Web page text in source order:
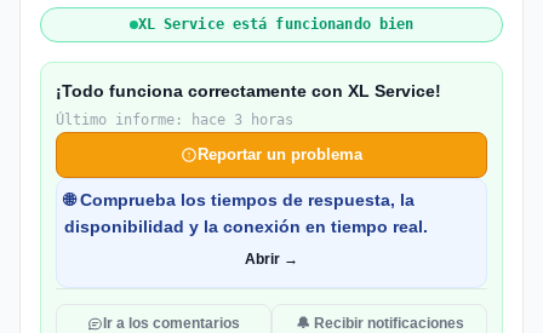
XL Service está funcionando bien
¡Todo funciona correctamente con XL Service!
Último informe: hace 3 horas
Reportar un problema
🌐 Comprueba los tiempos de respuesta, la
disponibilidad y la conexión en tiempo real.
Abrir →
Ir a los comentarios 🔔 Recibir notificaciones